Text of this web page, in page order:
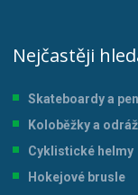
Nejčastěji
Skateboardy a
Koloběžky a
Cyklistické helmy
Hokejové brusle